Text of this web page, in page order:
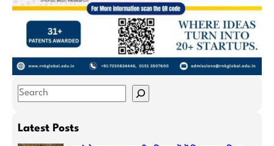
S
aLatest Posts